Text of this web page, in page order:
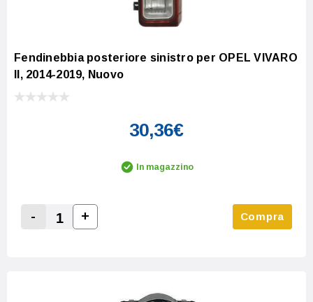
Fendinebbia posteriore sinistro per OPEL VIVARO
II, 2014-2019, Nuovo
30,36€
In magazzino
Decrease Quantity:
-
Increase Quantity:
+ Compra